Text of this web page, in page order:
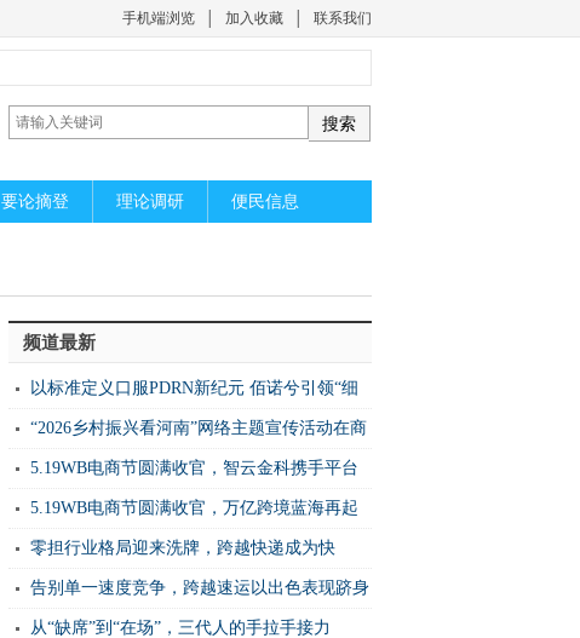
手机端浏览 加入收藏 联系我们
要论摘登 理论调研 便民信息
频道最新
以标准定义口服PDRN新纪元 佰诺兮引领“细
胞级”精准营养
“2026乡村振兴看河南”网络主题宣传活动在商
丘市民权县启动
5.19WB电商节圆满收官，智云金科携手平台
开启万亿蓝海新机遇
5.19WB电商节圆满收官，万亿跨境蓝海再起
新篇！
零担行业格局迎来洗牌，跨越快递成为快
运“增速之王”
​告别单一速度竞争，跨越速运以出色表现跻身
2026中国快运10强
从“缺席”到“在场”，三代人的手拉手接力